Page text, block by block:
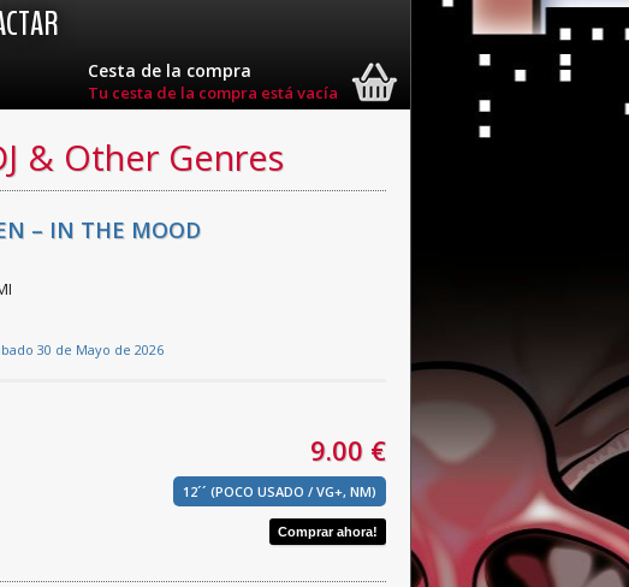
Cesta de la compra
Tu cesta de la compra está vacía
& Other Genres
– IN THE MOOD
30 de Mayo de 2026
9.00 €
12´´ (POCO USADO / VG+, NM)